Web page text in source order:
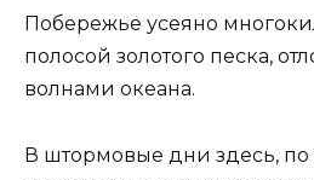
Побережье усеяно
полосой золотого песка,
волнами океана.
В штормовые дни здесь, по